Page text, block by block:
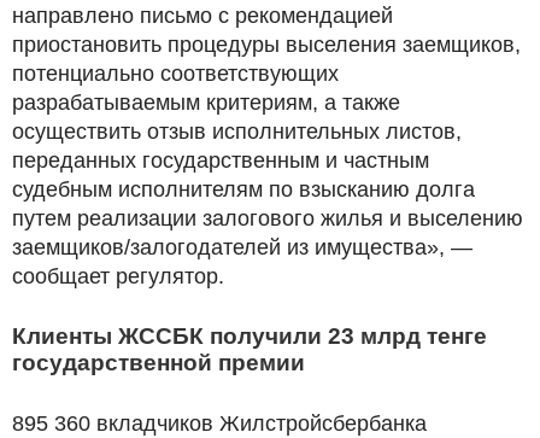
направлено письмо с рекомендацией
приостановить процедуры выселения заемщиков,
потенциально соответствующих
разрабатываемым критериям, а также
осуществить отзыв исполнительных листов,
переданных государственным и частным
судебным исполнителям по взысканию долга
путем реализации залогового жилья и выселению
заемщиков/залогодателей из имущества», —
сообщает регулятор.
Клиенты ЖССБК получили 23 млрд тенге
государственной премии
895 360 вкладчиков Жилстройсбербанка